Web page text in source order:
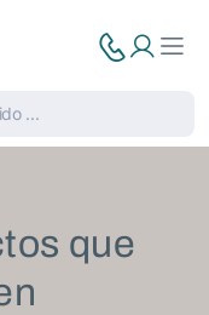
que